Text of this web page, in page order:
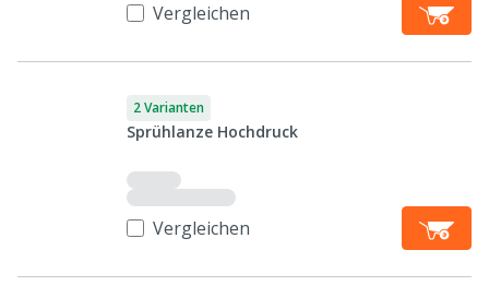
Vergleichen
2 Varianten
Sprühlanze Hochdruck
Vergleichen